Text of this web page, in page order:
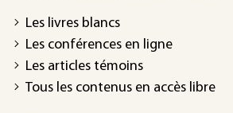
Les livres blancs
Les conférences en ligne
Les articles témoins
Tous les contenus en accès libre